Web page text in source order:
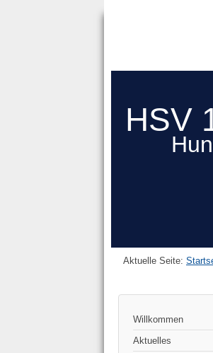
HSV
Aktuelle Seite:
Willkommen
Aktuelles